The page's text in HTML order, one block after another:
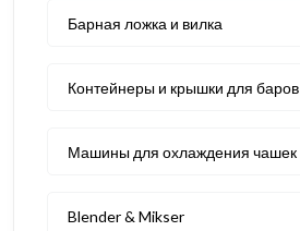
Барная ложка и вилка
Контейнеры и крышки для баров
Машины для охлаждения чашек
Blender & Mikser